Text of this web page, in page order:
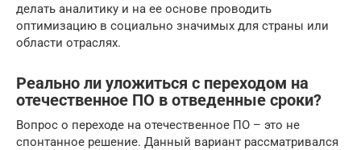
делать аналитику и на ее основе проводить
оптимизацию в социально значимых для страны или
области отраслях.
Реально ли уложиться с переходом на
отечественное ПО в отведенные сроки?
Вопрос о переходе на отечественное ПО – это не
спонтанное решение. Данный вариант рассматривался